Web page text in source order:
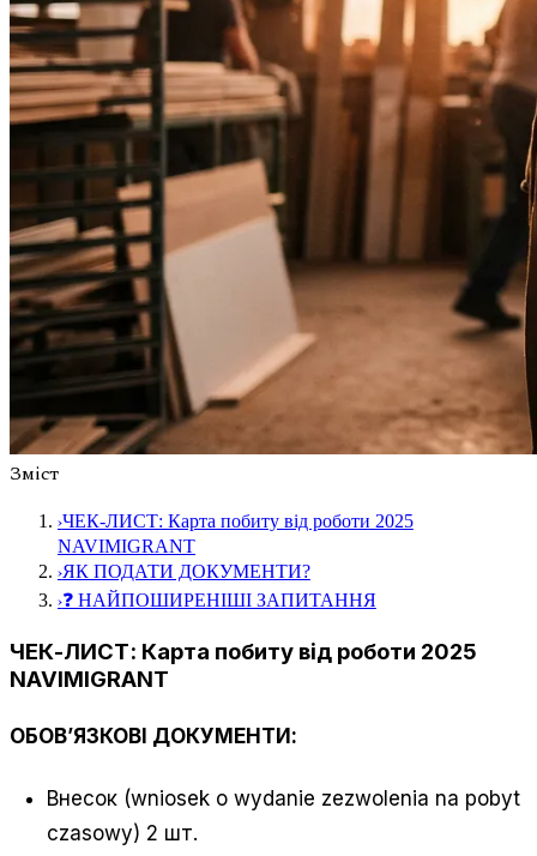
Зміст
›ЧЕК-ЛИСТ: Карта побиту від роботи 2025
NAVIMIGRANT
›ЯК ПОДАТИ ДОКУМЕНТИ?
›❓ НАЙПОШИРЕНІШІ ЗАПИТАННЯ
ЧЕК-ЛИСТ: Карта побиту від роботи 2025
NAVIMIGRANT
ОБОВ’ЯЗКОВІ ДОКУМЕНТИ:
Внесок (wniosek o wydanie zezwolenia na pobyt
czasowy) 2 шт.